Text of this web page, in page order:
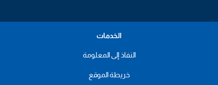
الخدمات
النفاذ إلى المعلومة
خريطة الموقع